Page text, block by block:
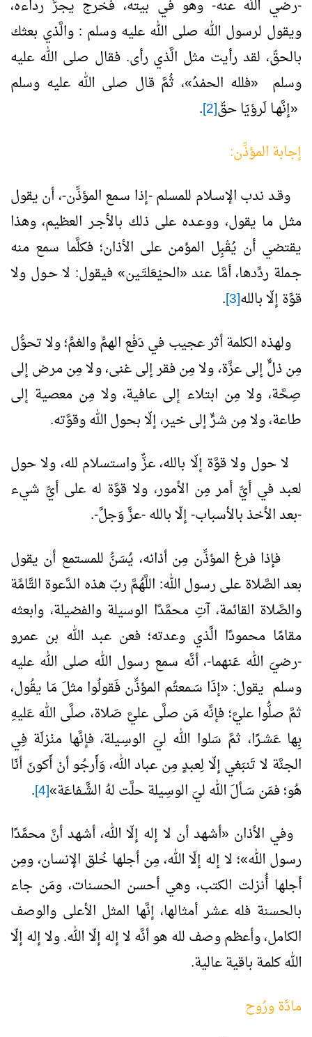
-رضي الله عنه- وهو في بيته، فخرج يجرُّ رداءه،
ويقول لرسول الله صلى الله عليه وسلم : والَّذي بعثك
بالحقّ، لقد رأيت مثل الَّذي رأى. فقال صلى الله عليه
وسلم «فلله الحمْدُ»، ثُمَّ قال صلى الله عليه وسلم
«إنَّهـا لَرؤيَا حقّ[2]
.
إجابة المؤذِّن:
وقـد ندب الإسـلام للمسلم -إذا سـمع المؤذِّن-، أن يقول
مثـل ما يقول، ووعـده على ذلك بالأجـر العظيم، وهذا
يقتضي أن يُقْبِل المؤمن على الأذان؛ فكلَّما سمع منه
جـملة ردَّدها، أمَّا عند «الحيْعَلتَـين» فيقول: لا حـول ولا
قوَّة إلّا بالله[3]
.
ولهذه الكلمة أثر عجيب في دَفْع الهمِّ والغمِّ؛ ولا تحوُّل
مِن ذلٍّ إلى عزَّة، ولا مِن فقر إلى غنى، ولا مِن مرض إلى
صِحَّة، ولا مِن ابتلاء إلى عافية، ولا مِن معصية إلى
طاعة، ولا مِن شرٍّ إلى خير، إلّا بحول الله وقوَّته.
لا حول ولا قوَّة إلّا بالله، عزٌّ واستسلام لله، ولا حول
لعبد في أيِّ أمر مِن الأمور، ولا قوَّة له على أيِّ شيء
-بعد الأخذ بالأسباب- إلّا بالله -عزَّ وَجلَّ-.
فإذا فرغ المؤذِّن مِن أذانه، يُسَنُّ للمستمع أن يقول
بعد الصَّلاة على رسول الله: اللَّهُمَّ ربّ هذه الدَّعوة التَّامَّة
والصَّلاة القائمة، آتِ محمَّدًا الوسيلة والفضيلة، وابعثه
مقامًا محمودًا الَّذي وعدته؛ فعن عبد الله بن عمرو
-رضيَ الله عَنهما-، أنَّه سمع رسول الله صلى الله عليه
وسلم يقول: «إذَا سَـمعتُم المؤذِّن فَقولُوا مثلَ مَا يقُول،
ثمَّ صلُّوا عليَّ؛ فإنَّه مَن صلَّى عليَّ صَلاة، صلَّى الله عَليهِ
بِها عَشـرًا، ثمَّ سَلوا الله ليَ الوسِـيلة، فإنَّها منْزلَة فِي
الجنَّة لا تَنبَغي إلّا لِعبدٍ مِن عباد الله، وَأَرجُو أنْ أَكونَ أنَا
هُو؛ فمَن سَـألَ الله ليَ الوسِيلة حلَّت لهُ الشَّـفاعَة»[4]
.
وفي الأذان «أشهد أن لا إله إلّا الله، أشهد أنَّ محمَّدًا
رسول الله»؛ لا إله إلّا الله، مِن أجلها خُلق الإنسان، ومِن
أجلها أُنزلت الكتب، وهي أحسن الحسنات، ومَن جاء
بالحسنة فله عشر أمثالها، إنَّها المثل الأعلى والوصف
الكامل، وأعظم وصف لله هو أنَّه لا إله إلّا الله. ولا إله إلّا
الله كلمـة باقية عالية.
مادَّة ورُوح